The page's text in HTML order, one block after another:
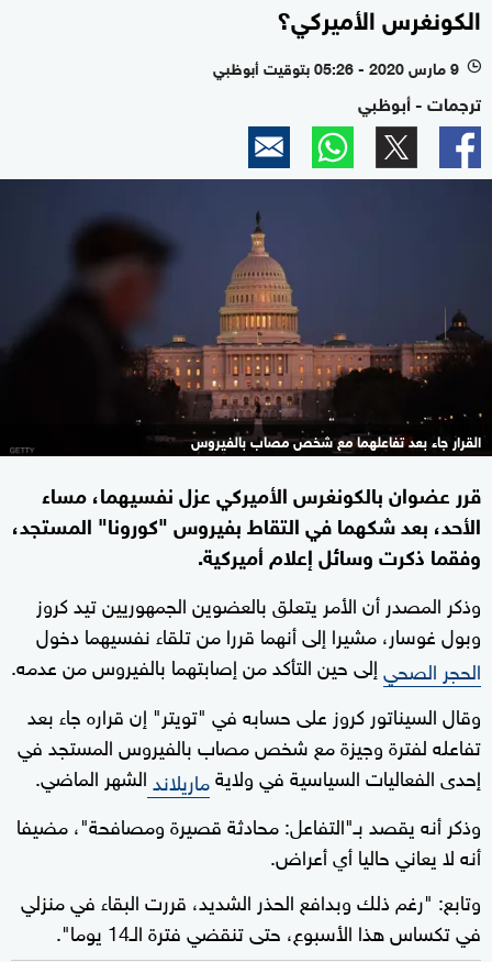
الكونغرس الأميركي؟
l 9 مارس 2020 - 05:26 بتوقيت أبوظبي
ترجمات - أبوظبي
القرار جاء بعد تفاعلهما مع شخص مصاب بالفيروس
قرر عضوان بالكونغرس الأميركي عزل نفسيهما، مساء
الأحد، بعد شكهما في التقاط بفيروس "كورونا" المستجد،
وفقما ذكرت وسائل إعلام أميركية.
وذكر المصدر أن الأمر يتعلق بالعضوين الجمهوريين تيد كروز
وبول غوسار، مشيرا إلى أنهما قررا من تلقاء نفسيهما دخول
الحجر الصحيإلى حين التأكد من إصابتهما بالفيروس من عدمه.
وقال السيناتور كروز على حسابه في "تويتر" إن قراره جاء بعد
تفاعله لفترة وجيزة مع شخص مصاب بالفيروس المستجد في
إحدى الفعاليات السياسية في ولايةماريلاندالشهر الماضي.
وذكر أنه يقصد بـ"التفاعل: محادثة قصيرة ومصافحة"، مضيفا
أنه لا يعاني حاليا أي أعراض.
وتابع: "رغم ذلك وبدافع الحذر الشديد، قررت البقاء في منزلي
في تكساس هذا الأسبوع، حتى تنقضي فترة الـ14 يوما".